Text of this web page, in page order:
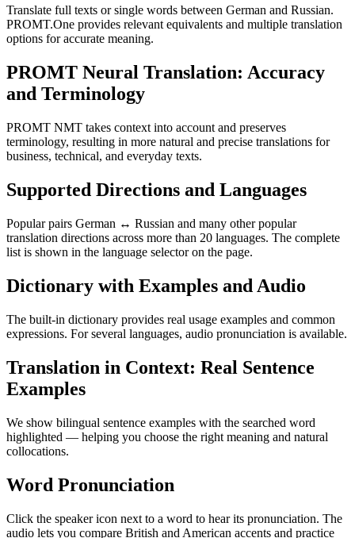
Translate full texts or single words between German and Russian.
PROMT.One provides relevant equivalents and multiple translation
options for accurate meaning.
PROMT Neural Translation: Accuracy
and Terminology
PROMT NMT takes context into account and preserves
terminology, resulting in more natural and precise translations for
business, technical, and everyday texts.
Supported Directions and Languages
Popular pairs German ↔ Russian and many other popular
translation directions across more than 20 languages. The complete
list is shown in the language selector on the page.
Dictionary with Examples and Audio
The built-in dictionary provides real usage examples and common
expressions. For several languages, audio pronunciation is available.
Translation in Context: Real Sentence
Examples
We show bilingual sentence examples with the searched word
highlighted — helping you choose the right meaning and natural
collocations.
Word Pronunciation
Click the speaker icon next to a word to hear its pronunciation. The
audio lets you compare British and American accents and practice